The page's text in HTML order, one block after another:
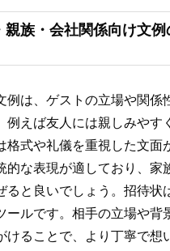
親族・会社関係向け文例
例は、ゲストの立場や関係
例えば友人には親しみやす
格式や礼儀を重視した文面
的な表現が適しており、家
ると良いでしょう。招待状
ールです。相手の立場や背
けることで、より丁寧で想